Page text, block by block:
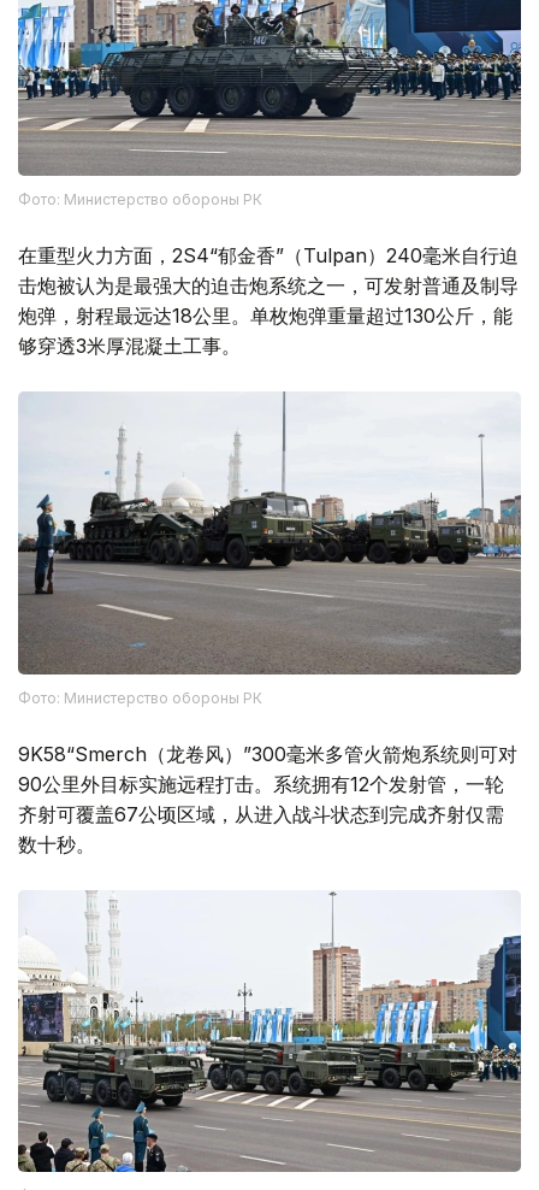
Фото: Министерство обороны РК
在重型火力方面，2S4“郁金香”（Tulpan）240毫米自行迫
击炮被认为是最强大的迫击炮系统之一，可发射普通及制导
炮弹，射程最远达18公里。单枚炮弹重量超过130公斤，能
够穿透3米厚混凝土工事。
Фото: Министерство обороны РК
9K58“Smerch（龙卷风）”300毫米多管火箭炮系统则可对
90公里外目标实施远程打击。系统拥有12个发射管，一轮
齐射可覆盖67公顷区域，从进入战斗状态到完成齐射仅需
数十秒。